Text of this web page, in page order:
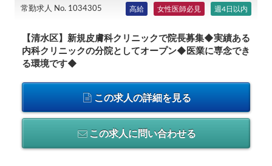
常勤求人 No. 1034305 高給 女性医師必見 週4日以内
【清水区】新規皮膚科クリニックで院長募集◆実績ある
内科クリニックの分院としてオープン◆医業に専念でき
る環境です◆
この求人の詳細を見る
この求人に問い合わせる